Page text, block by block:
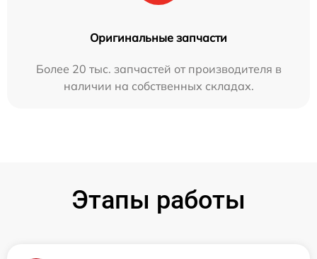
Оригинальные запчасти
Более 20 тыс. запчастей от производителя в
наличии на собственных складах.
Этапы работы